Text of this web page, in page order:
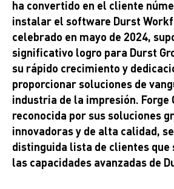
ha convertido en el cliente
instalar el software Durst
celebrado en mayo de 2024,
significativo logro para Durst
su rápido crecimiento y
proporcionar soluciones de
industria de la impresión. Forge
reconocida por sus soluciones
innovadoras y de alta calidad,
distinguida lista de clientes que
las capacidades avanzadas de